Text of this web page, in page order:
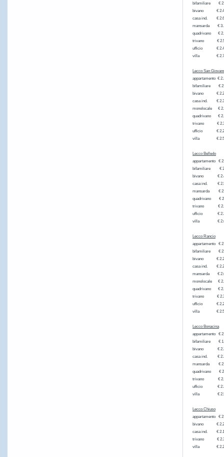
bifamiliare €
bivano €
casa ind.
mansarda
trivano €
ufficio €
villa €
Lecco San
bifamiliare €
bivano €
casa ind.
monolocale
trivano €
ufficio €
villa €
Lecco Belledo
bifamiliare €
bivano €
casa ind.
mansarda
trivano €
ufficio €
villa €
Lecco Rancio
bifamiliare €
bivano €
casa ind.
mansarda
trivano €
ufficio €
villa €
Lecco Bonacina
bifamiliare €
bivano €
casa ind.
mansarda €
quadrivano €
trivano €
ufficio €
villa €
Lecco Chiuso
bivano €
casa ind. €
trivano €
villa €